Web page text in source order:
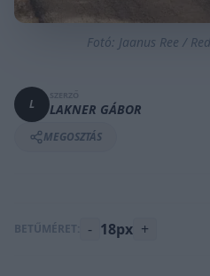
Fotó: Jaanus Ree /
L LAKNER GÁBOR
MEGOSZTÁS
BETŰMÉRET: - 18px +